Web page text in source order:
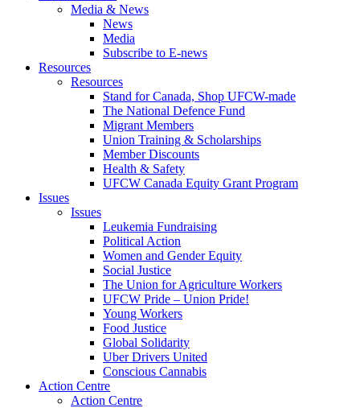
Media & News
News
Media
Subscribe to E-news
Resources
Resources
Stand for Canada, Shop UFCW-made
The National Defence Fund
Migrant Members
Union Training & Scholarships
Member Discounts
Health & Safety
UFCW Canada Equity Grant Program
Issues
Issues
Leukemia Fundraising
Political Action
Women and Gender Equity
Social Justice
The Union for Agriculture Workers
UFCW Pride – Union Pride!
Young Workers
Food Justice
Global Solidarity
Uber Drivers United
Conscious Cannabis
Action Centre
Action Centre